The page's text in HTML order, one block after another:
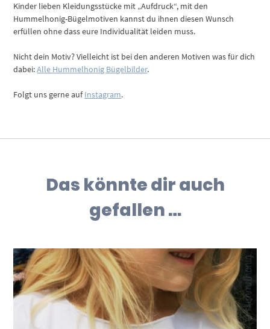
Kinder lieben Kleidungsstücke mit „Aufdruck“, mit den
Hummelhonig-Bügelmotiven kannst du ihnen diesen Wunsch
erfüllen ohne dass eure Individualität leiden muss.
Nicht dein Motiv? Vielleicht ist bei den anderen Motiven was für dich
dabei:Alle Hummelhonig Bügelbilder.
Folgt uns gerne aufInstagram.
Das könnte dir auch
gefallen …